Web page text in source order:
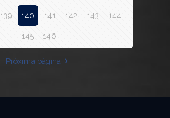
139 140 141 142 143 144
145 146
Próxima página